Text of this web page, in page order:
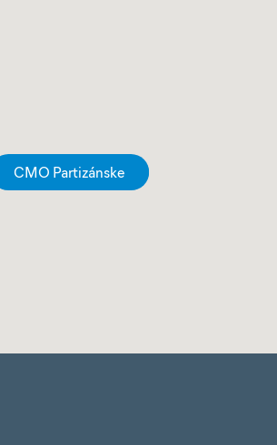
CMO Partizánske